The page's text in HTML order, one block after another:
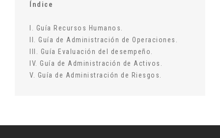
Índice
I. Guía Recursos Humanos.
II. Guía de Administración de Operaciones.
III. Guía Evaluación del desempeño.
IV. Guía de Administración de Activos.
V. Guía de Administración de Riesgos.